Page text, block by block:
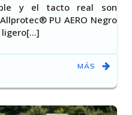
y el tacto real son
PU AERO Negro
ligero[…]
MÁS